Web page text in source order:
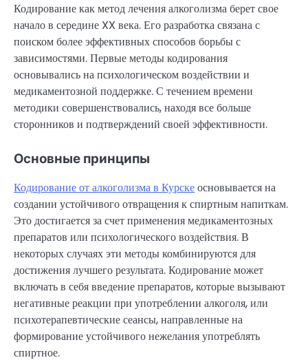
Кодирование как метод лечения алкоголизма берет свое
начало в середине XX века. Его разработка связана с
поиском более эффективных способов борьбы с
зависимостями. Первые методы кодирования
основывались на психологическом воздействии и
медикаментозной поддержке. С течением времени
методики совершенствовались, находя все больше
сторонников и подтверждений своей эффективности.
Основные принципы
Кодирование от алкоголизма в Курскеосновывается на
создании устойчивого отвращения к спиртным напиткам.
Это достигается за счет применения медикаментозных
препаратов или психологического воздействия. В
некоторых случаях эти методы комбинируются для
достижения лучшего результата. Кодирование может
включать в себя введение препаратов, которые вызывают
негативные реакции при употреблении алкоголя, или
психотерапевтические сеансы, направленные на
формирование устойчивого нежелания употреблять
спиртное.